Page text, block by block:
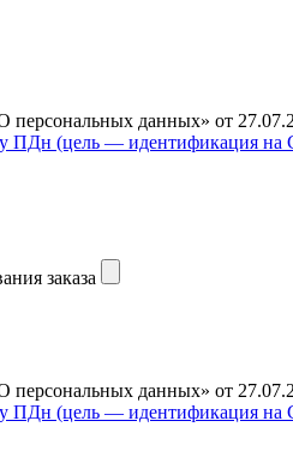
персональных данных» от
ПДн (цель — идентификация на
заказа
персональных данных» от
ПДн (цель — идентификация на